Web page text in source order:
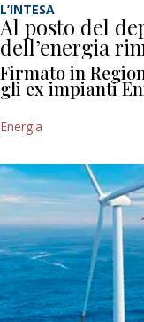
L’INTESA
Al posto del
dell’energia
Firmato in
gli ex impianti
Energia